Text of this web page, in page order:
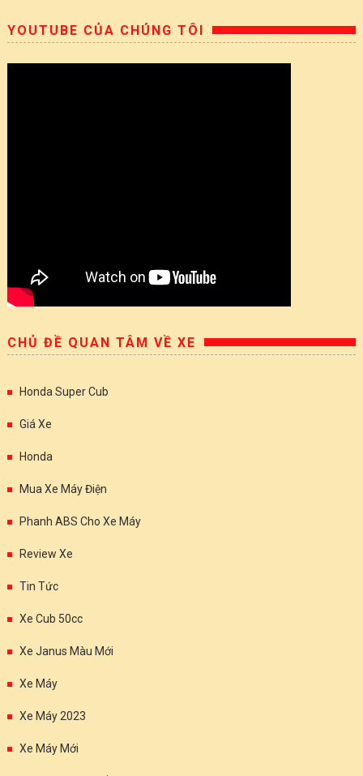
YOUTUBE CỦA CHÚNG TÔI
CHỦ ĐỀ QUAN TÂM VỀ XE
Honda Super Cub
Giá Xe
Honda
Mua Xe Máy Điện
Phanh ABS Cho Xe Máy
Review Xe
Tin Tức
Xe Cub 50cc
Xe Janus Màu Mới
Xe Máy
Xe Máy 2023
Xe Máy Mới